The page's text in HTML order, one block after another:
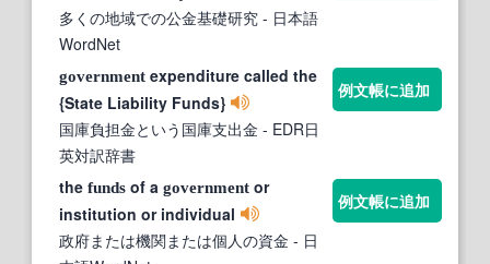
多くの地域での公金基礎研究 - 日本語
WordNet
government expenditure called the
{State Liability Funds}
国庫負担金という国庫支出金 - EDR日
英対訳辞書
例文帳に追加
the funds of a government or
institution or individual
政府または機関または個人の資金 - 日
例文帳に追加